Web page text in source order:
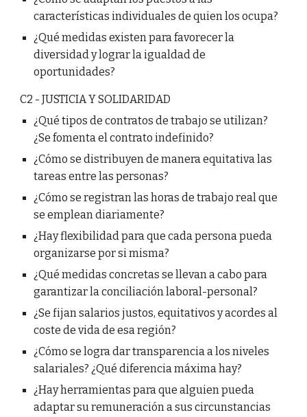
características individuales de quien los ocupa?
¿Qué medidas existen para favorecer la
diversidad y lograr la igualdad de
oportunidades?
C2 - JUSTICIA Y SOLIDARIDAD
¿Qué tipos de contratos de trabajo se utilizan?
¿Se fomenta el contrato indefinido?
¿Cómo se distribuyen de manera equitativa las
tareas entre las personas?
¿Cómo se registran las horas de trabajo real que
se emplean diariamente?
¿Hay flexibilidad para que cada persona pueda
organizarse por si misma?
¿Qué medidas concretas se llevan a cabo para
garantizar la conciliación laboral-personal?
¿Se fijan salarios justos, equitativos y acordes al
coste de vida de esa región?
¿Cómo se logra dar transparencia a los niveles
salariales? ¿Qué diferencia máxima hay?
¿Hay herramientas para que alguien pueda
adaptar su remuneración a sus circunstancias